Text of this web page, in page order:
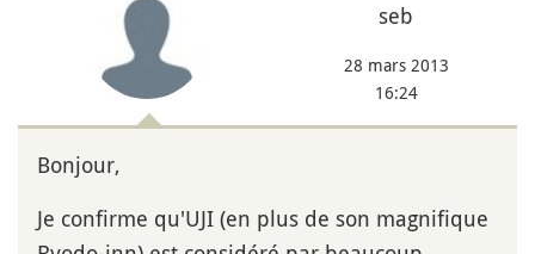
seb
28 mars 2013
16:24
Bonjour,
Je confirme qu'UJI (en plus de son magnifique